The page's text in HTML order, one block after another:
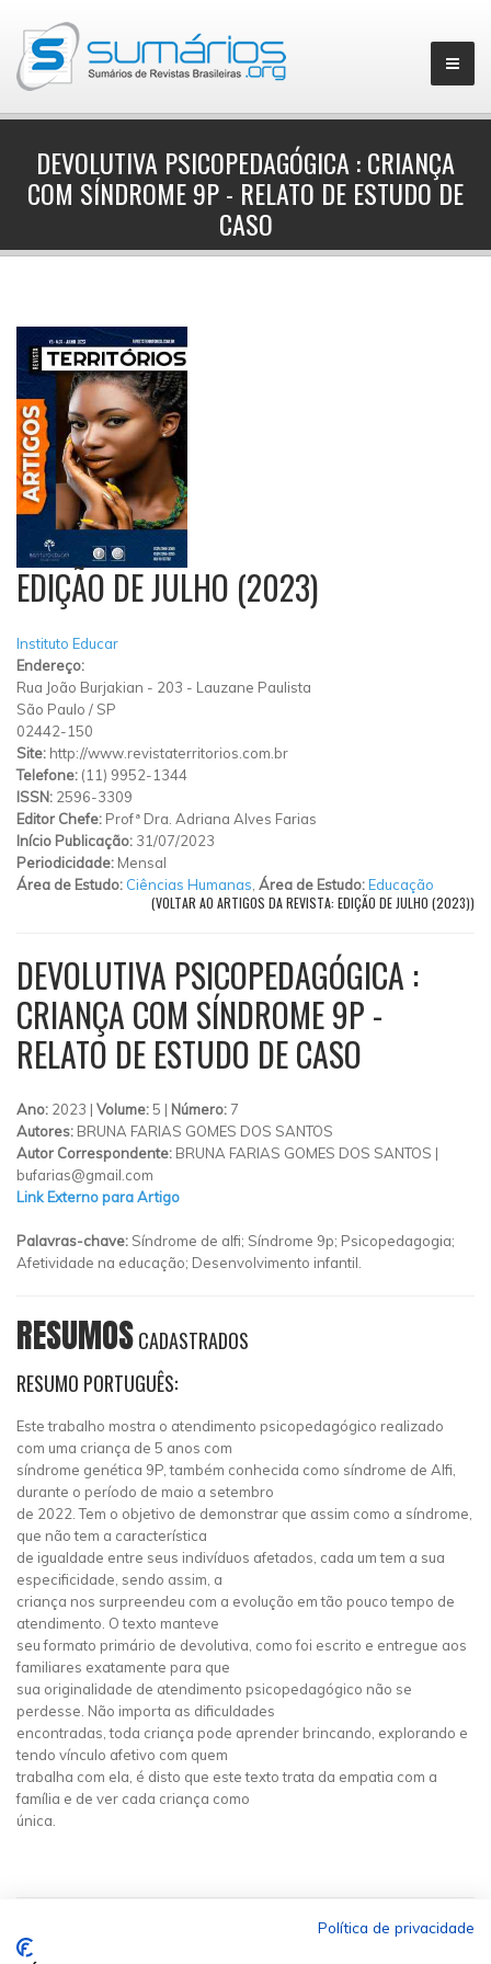
▼
DEVOLUTIVA PSICOPEDAGÓGICA : CRIANÇA
COM SÍNDROME 9P - RELATO DE ESTUDO DE
CASO
EDIÇÃO DE JULHO (2023)
Instituto Educar
Endereço:
Rua João Burjakian - 203 - Lauzane Paulista
São Paulo / SP
02442-150
Site: http://www.revistaterritorios.com.br
Telefone: (11) 9952-1344
ISSN: 2596-3309
Editor Chefe: Profª Dra. Adriana Alves Farias
Início Publicação: 31/07/2023
Periodicidade: Mensal
Área de Estudo: Ciências Humanas Área de Estudo:Educação
(VOLTAR AO ARTIGOS DA REVISTA: EDIÇÃO DE JULHO (2023))
DEVOLUTIVA PSICOPEDAGÓGICA :
CRIANÇA COM SÍNDROME 9P -
RELATO DE ESTUDO DE CASO
Ano: 2023 | Volume:5 | Número: 7
Autores: BRUNA FARIAS GOMES DOS SANTOS
Autor Correspondente: BRUNA FARIAS GOMES DOS SANTOS |
bufarias@gmail.com
Link Externo para Artigo
Palavras-chave: Síndrome de alfi; Síndrome 9p; Psicopedagogia;
Afetividade na educação; Desenvolvimento infantil.
RESUMOSCADASTRADOS
RESUMO PORTUGUÊS:
Este trabalho mostra o atendimento psicopedagógico realizado
com uma criança de 5 anos com
síndrome genética 9P, também conhecida como síndrome de Alfi,
durante o período de maio a setembro
de 2022. Tem o objetivo de demonstrar que assim como a síndrome,
que não tem a característica
de igualdade entre seus indivíduos afetados, cada um tem a sua
especificidade, sendo assim, a
criança nos surpreendeu com a evolução em tão pouco tempo de
atendimento. O texto manteve
seu formato primário de devolutiva, como foi escrito e entregue aos
familiares exatamente para que
sua originalidade de atendimento psicopedagógico não se
perdesse. Não importa as dificuldades
encontradas, toda criança pode aprender brincando, explorando e
tendo vínculo afetivo com quem
trabalha com ela, é disto que este texto trata da empatia com a
família e de ver cada criança como
única.
Política de privacidade